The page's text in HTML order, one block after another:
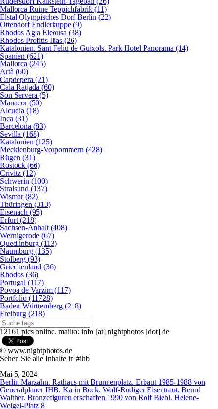
Mallorca Ruine Teppichfabrik (11)
Elstal Olympisches Dorf Berlin (22)
Ottendorf Endlerkuppe (9)
Rhodos Agia Eleousa (38)
Rhodos Profitis Ilias (26)
Katalonien. Sant Feliu de Guixols. Park Hotel Panorama (14)
Spanien (621)
Mallorca (245)
Artà (60)
Capdepera (21)
Cala Ratjada (60)
Son Servera (5)
Manacor (50)
Alcudia (18)
Inca (31)
Barcelona (83)
Sevilla (168)
Katalonien (125)
Mecklenburg-Vorpommern (428)
Rügen (31)
Rostock (66)
Crivitz (12)
Schwerin (100)
Stralsund (137)
Wismar (82)
Thüringen (313)
Eisenach (95)
Erfurt (218)
Sachsen-Anhalt (408)
Wernigerode (67)
Quedlinburg (113)
Naumburg (135)
Stolberg (93)
Griechenland (36)
Rhodos (36)
Portugal (117)
Povoa de Varzim (117)
Portfolio (11728)
Baden-Württemberg (218)
Freiburg (218)
12161 pics online. mailto: info [at] nightphotos [dot] de
© www.nightphotos.de
Sehen Sie alle Inhalte in #ihb
Mai 5, 2024
Berlin Marzahn. Rathaus mit Brunnenplatz. Erbaut 1985-1988 von
Generalplaner IHB. Karin Bock. Wolf-Rüdiger Eisentraut. Bernd
Walther. Bronzefiguren erschaffen 1990 von Rolf Biebl. Helene-
Weigel-Platz 8